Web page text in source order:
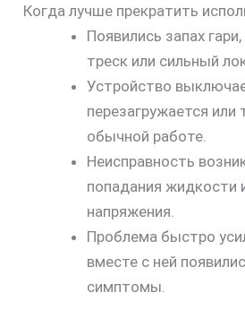
Когда лучше прекратить
Появились запах
треск или сильный
Устройство
перезагружается или
обычной работе.
Неисправность
попадания жидкости
напряжения.
Проблема быстро
вместе с ней
симптомы.